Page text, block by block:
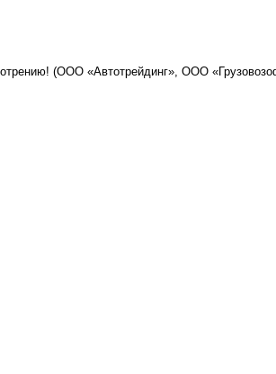
(ООО «Автотрейдинг», ООО